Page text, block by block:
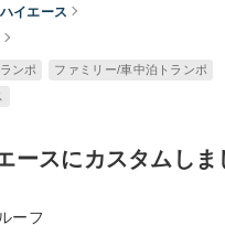
イエース
ンポ
ファミリー/車中泊トランポ
ースにカスタムしま
ーフ